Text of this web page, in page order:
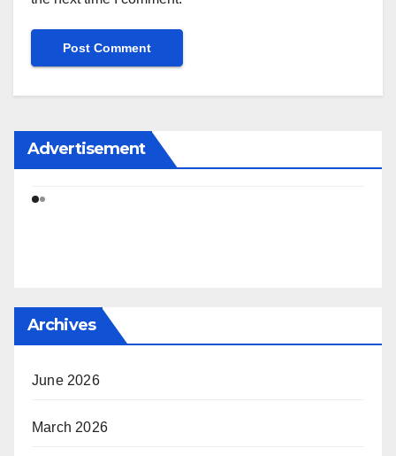
Advertisement
Archives
June 2026
March 2026